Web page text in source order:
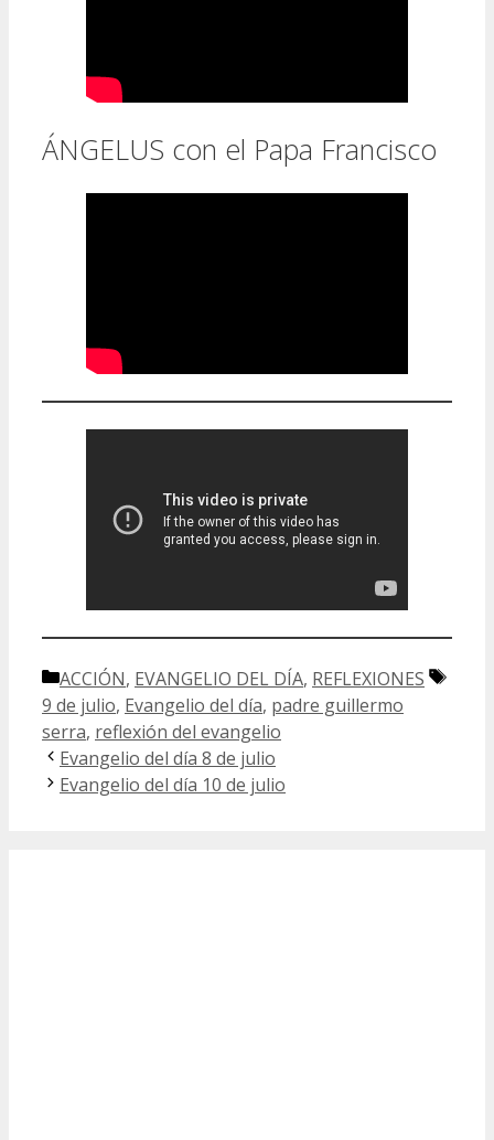
ÁNGELUS con el Papa Francisco
Categorías
ACCIÓN, EVANGELIO DEL DÍA, REFLEXIONES
9 de julio, Evangelio del día, padre guillermo
serra, reflexión del evangelio
Evangelio del día 8 de julio
Evangelio del día 10 de julio